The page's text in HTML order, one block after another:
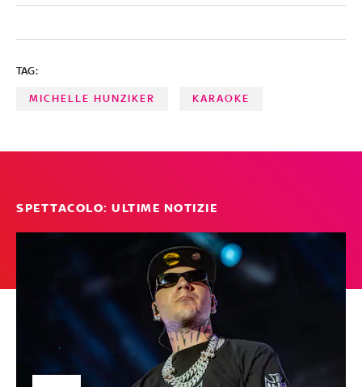
TAG:
MICHELLE HUNZIKER KARAOKE
SPETTACOLO: ULTIME NOTIZIE